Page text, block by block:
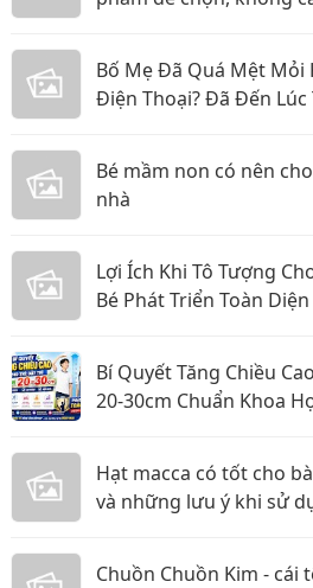
Bố Mẹ Đã Quá Mệt Mỏi
Điện Thoại? Đã Đến Lúc
Bé mầm non có nên
nhà
Lợi Ích Khi Tô Tượng
Bé Phát Triển Toàn Diện
Bí Quyết Tăng Chiều
20-30cm Chuẩn Khoa
Hạt macca có tốt cho
và những lưu ý khi sử
Chuồn Chuồn Kim - cái